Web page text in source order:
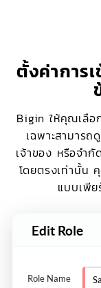
ตั้งค่าการ
Bigin ให้คุณเลือ
เฉพาะสามาร
เจ้าของ หรือจำกั
โดยตรงเท่านั้น
แบบเพีย